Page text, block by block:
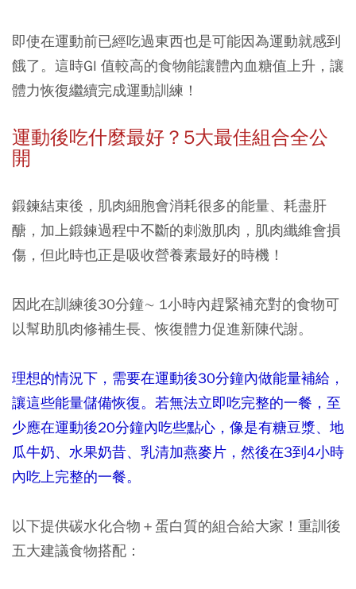
即使在運動前已經吃過東西也是可能因為運動就感到
餓了。這時GI 值較高的食物能讓體內血糖值上升，讓
體力恢復繼續完成運動訓練！
運動後吃什麼最好？5大最佳組合全公
開
鍛鍊結束後，肌肉細胞會消耗很多的能量、耗盡肝
醣，加上鍛鍊過程中不斷的刺激肌肉，肌肉纖維會損
傷，但此時也正是吸收營養素最好的時機！
因此在訓練後30分鐘∼ 1小時內趕緊補充對的食物可
以幫助肌肉修補生長、恢復體力促進新陳代謝。
理想的情況下，需要在運動後30分鐘內做能量補給，
讓這些能量儲備恢復。若無法立即吃完整的一餐，至
少應在運動後20分鐘內吃些點心，像是有糖豆漿、地
瓜牛奶、水果奶昔、乳清加燕麥片，然後在3到4小時
內吃上完整的一餐。
以下提供碳水化合物＋蛋白質的組合給大家！重訓後
五大建議食物搭配：